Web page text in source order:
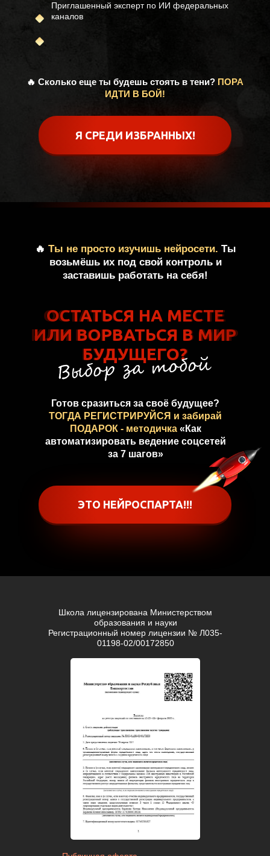
Я СРЕДИ ИЗБРАННЫХ!
Приглашенный эксперт по ИИ федеральных
каналов
🔥 Сколько еще ты будешь стоять в тени? ПОРА
ИДТИ В БОЙ!
ОСТАТЬСЯ НА МЕСТЕ
ИЛИ ВОРВАТЬСЯ В МИР
БУДУЩЕГО?
ОСТАТЬСЯ НА МЕСТЕ
ИЛИ ВОРВАТЬСЯ В МИР
БУДУЩЕГО?
ЭТО НЕЙРОСПАРТА!!!
🔥 Ты не просто изучишь нейросети. Ты
возьмёшь их под свой контроль и
заставишь работать на себя!
Готов сразиться за своё будущее?
ТОГДА РЕГИСТРИРУЙСЯ и забирай
ПОДАРОК - методичка «Как
автоматизировать ведение соцсетей
за 7 шагов»
Школа лицензирована Министерством
образования и науки
Регистрационный номер лицензии № Л035-
01198-02/00172850